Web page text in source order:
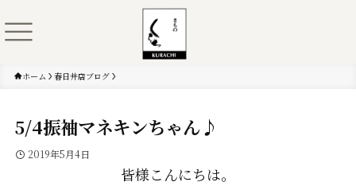
ホーム 春日井店ブログ
5/4振袖マネキンちゃん♪
2019年5月4日
皆様こんにちは。